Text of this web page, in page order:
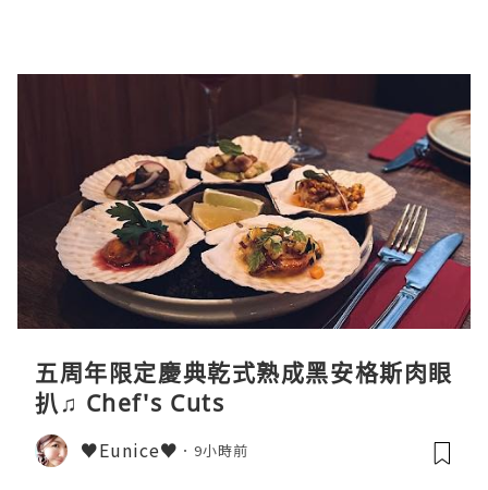
五周年限定慶典乾式熟成黑安格斯肉眼
扒♫ Chef's Cuts
♥Eunice♥ 9小時前